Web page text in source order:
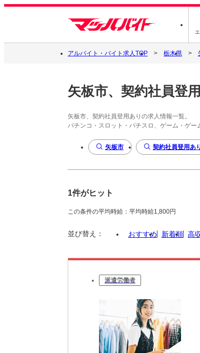
アルバイト・バイト求人TOP 栃木県
矢板市、契約社員登
矢板市、契約社員登用ありの求人情報一覧。
パチンコ・スロット・パチスロ、ゲーム・ゲ
矢板市 契約社員登用あ
1件がヒット
この条件の平均時給：平均時給1,800円
並び替え： おすすめ 新着順 高
派遣労働者